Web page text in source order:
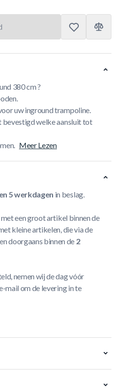
380 cm ?
uw inground trampoline.
bevestigd welke aansluit tot
Meer Lezen
5 werkdagen in beslag.
een groot artikel binnen de
kleine artikelen, die via de
doorgaans binnen de 2
nemen wij de dag vóór
mail om de levering in te